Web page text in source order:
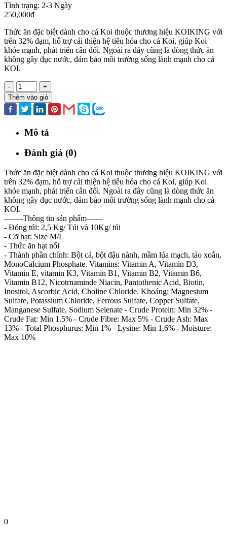
Tình trạng: 2-3 Ngày
250,000đ
Thức ăn đặc biệt dành cho cá Koi thuộc thương hiệu KOIKING với
trên 32% đạm, hỗ trợ cải thiện hệ tiêu hóa cho cá Koi, giúp Koi
khỏe mạnh, phát triển cân đối. Ngoài ra đây cũng là dòng thức ăn
không gây đục nước, đảm bảo môi trường sống lành mạnh cho cá
KOI.
-
+
Thêm vào giỏ
Mô tả
Đánh giá (0)
Thức ăn đặc biệt dành cho cá Koi thuộc thương hiệu KOIKING với
trên 32% đạm, hỗ trợ cải thiện hệ tiêu hóa cho cá Koi, giúp Koi
khỏe mạnh, phát triển cân đối. Ngoài ra đây cũng là dòng thức ăn
không gây đục nước, đảm bảo môi trường sống lành mạnh cho cá
KOI.
——-Thông tin sản phẩm——
- Đóng túi: 2,5 Kg/ Túi và 10Kg/ túi
- Cỡ hạt: Size M/L
- Thức ăn hạt nổi
- Thành phần chính: Bột cá, bột đậu nành, mầm lúa mạch, tảo xoắn,
MonoCalcium Phosphate. Vitamins: Vitamin A, Vitamin D3,
Vitamin E, vitamin K3, Vitamin B1, Vitamin B2, Vitamin B6,
Vitamin B12, Nicotrnaminde Niacin, Pantothenic Acid, Biotin,
Inositol, Ascorbic Acid, Choline Chloride. Khoáng: Magnesium
Sulfate, Potassium Chloride, Ferrous Sulfate, Copper Sulfate,
Manganese Sulfate, Sodium Selenate - Crude Protein: Min 32% -
Crude Fat: Min 1.5% - Crude Fibre: Max 5% - Crude Ash: Max
13% - Total Phosphurus: Min 1% - Lysine: Min 1,6% - Moisture:
Max 10%
0